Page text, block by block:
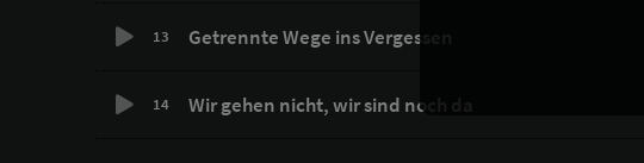
13 Getrennte Wege ins Vergessen
14 Wir gehen nicht, wir sind noch da